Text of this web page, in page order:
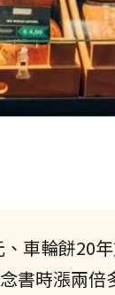
、車輪餅20
書時漲兩倍